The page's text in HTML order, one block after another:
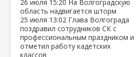
26 июля 15:20 На Волгоградскую
область надвигается шторм
25 июля 13:02 Глава Волгограда
поздравил сотрудников СК с
профессиональным праздником и
отметил работу кадетских
классов